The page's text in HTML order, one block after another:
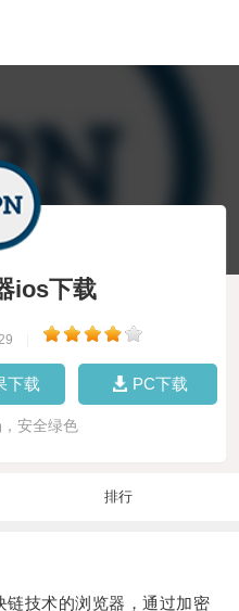
ios下载
下载 PC下载
安全绿色
排行
技术的浏览器，通过加密